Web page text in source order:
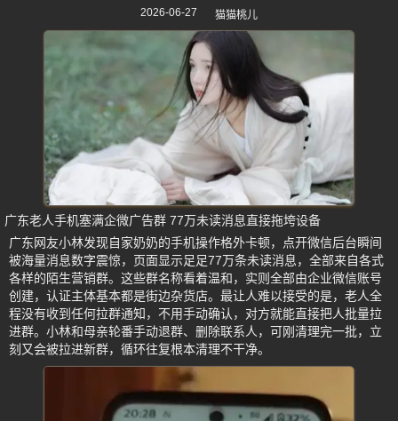
2026-06-27
猫猫桃儿
广东老人手机塞满企微广告群 77万未读消息直接拖垮设备
广东网友小林发现自家奶奶的手机操作格外卡顿，点开微信后台瞬间
被海量消息数字震惊，页面显示足足77万条未读消息，全部来自各式
各样的陌生营销群。这些群名称看着温和，实则全部由企业微信账号
创建，认证主体基本都是街边杂货店。最让人难以接受的是，老人全
程没有收到任何拉群通知，不用手动确认，对方就能直接把人批量拉
进群。小林和母亲轮番手动退群、删除联系人，可刚清理完一批，立
刻又会被拉进新群，循环往复根本清理不干净。